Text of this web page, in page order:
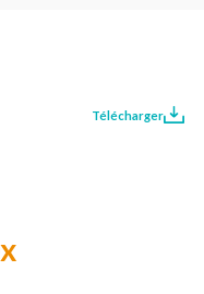
Télécharger